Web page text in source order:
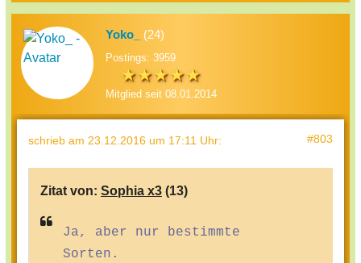
Yoko_ (24)
Postings: 3959
Mitglied seit 08.01.2014
schrieb am 23.12.2016 um 17:11 Uhr: #803
Zitat von: Sophia x3 (13)
Ja, aber nur bestimmte
Sorten.